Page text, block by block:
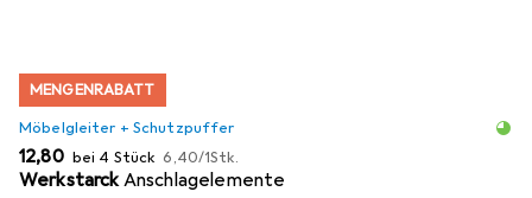
MENGENRABATT
Möbelgleiter + Schutzpuffer
EUR
12,80 bei 4 Stück EUR
6,40/1Stk.
WerkstarckAnschlagelemente